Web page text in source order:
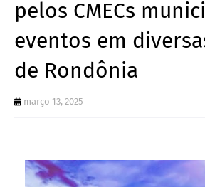
pelos CMECs
eventos em
de Rondônia
março 13, 2025